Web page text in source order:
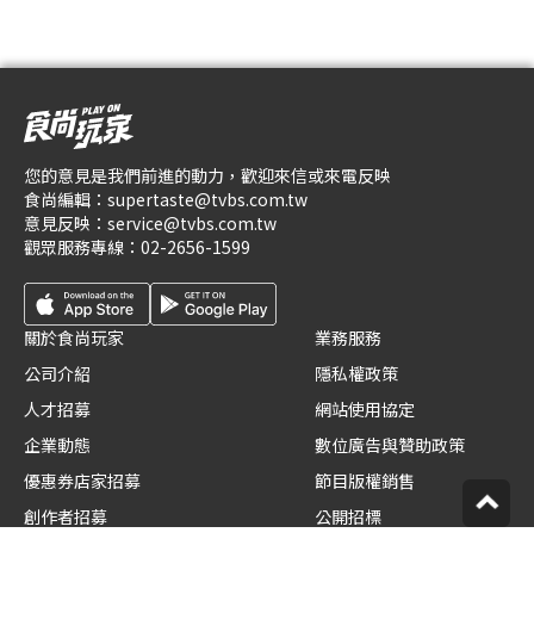
您的意見是我們前進的動力，歡迎來信或來電反映
食尚編輯： supertaste@tvbs.com.tw
意見反映： service@tvbs.com.tw
觀眾服務專線： 02-2656-1599
關於食尚玩家
公司介紹
人才招募
企業動態
優惠券店家招募
創作者招募
業務服務
隱私權政策
網站使用協定
數位廣告與贊助政策
節目版權銷售
公開招標